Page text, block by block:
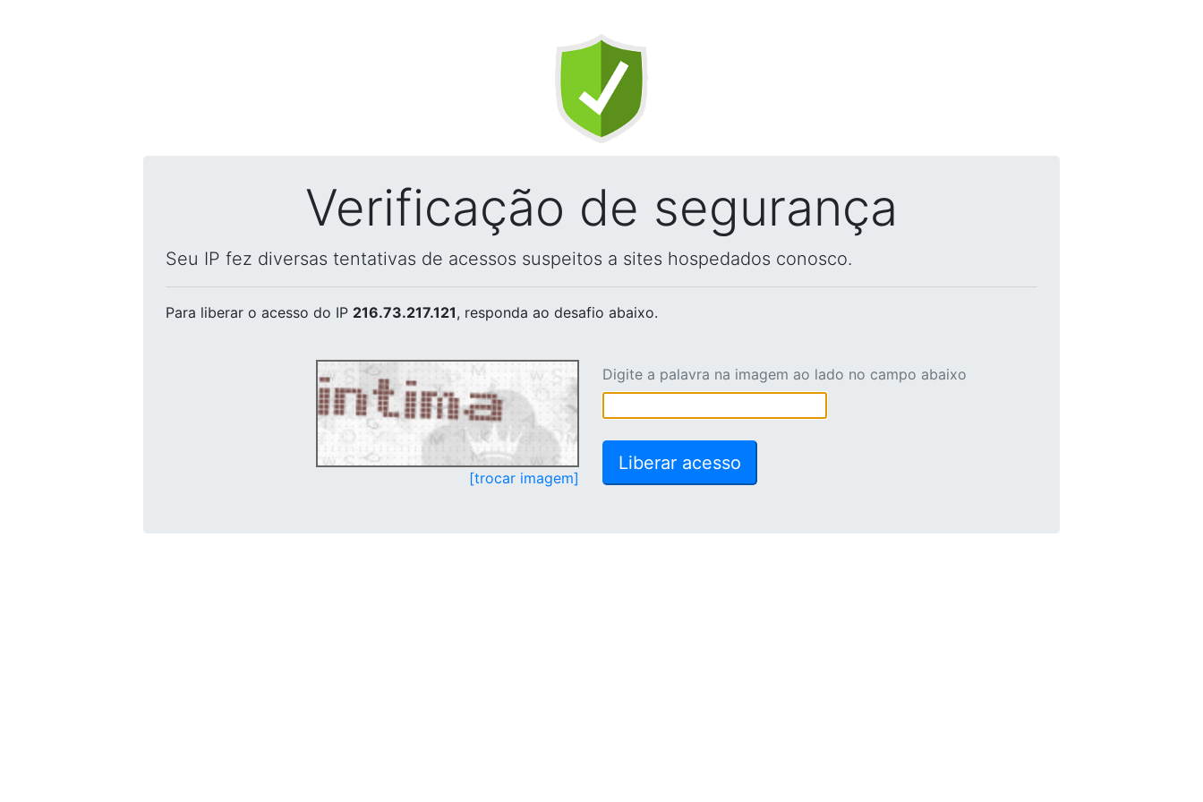
Verificação de segurança
Seu IP fez diversas tentativas de acessos suspeitos a sites hospedados conosco.
Para liberar o acesso do IP 216.73.217.121, responda ao desafio abaixo.
[trocar imagem]
Digite a palavra na imagem ao lado no campo abaixo